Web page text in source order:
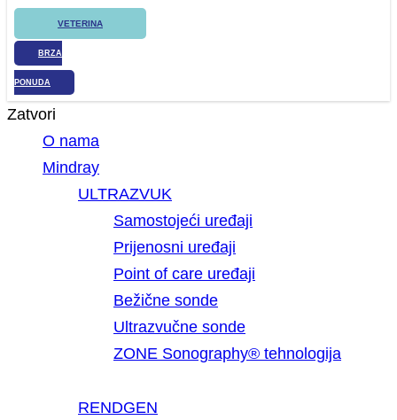
VETERINA
BRZA
PONUDA
Zatvori
O nama
Mindray
ULTRAZVUK
Samostojeći uređaji
Prijenosni uređaji
Point of care uređaji
Bežične sonde
Ultrazvučne sonde
ZONE Sonography® tehnologija
RENDGEN